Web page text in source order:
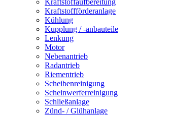
Kraftstoffaufbereitung
Kraftstoffförderanlage
Kühlung
Kupplung / -anbauteile
Lenkung
Motor
Nebenantrieb
Radantrieb
Riementrieb
Scheibenreinigung
Scheinwerferreinigung
Schließanlage
Zünd- / Glühanlage